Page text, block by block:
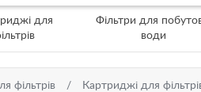
для
Фільтри для
води
фільтрів Картриджі для